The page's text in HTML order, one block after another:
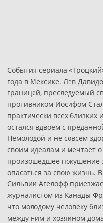
События сериала
года в Мексике. Лев
границей, преследуемый
противником Иосифом
практически всех
остался вдвоем с
Немолодой и не совсем
своим идеалам и мечтает
произошедшее покушение
опасаться за свою жизнь.
Сильвии Агелофф
журналистом из Канады
что молодому человеку
между ним и хозяином